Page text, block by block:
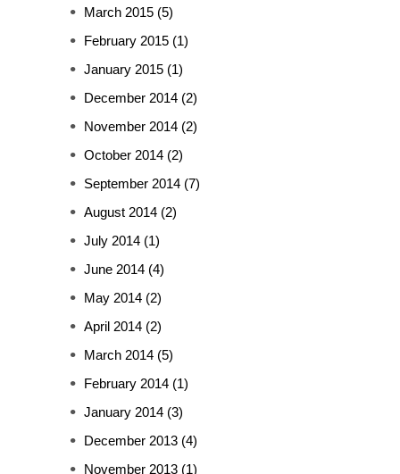
March 2015 (5)
February 2015 (1)
January 2015 (1)
December 2014 (2)
November 2014 (2)
October 2014 (2)
September 2014 (7)
August 2014 (2)
July 2014 (1)
June 2014 (4)
May 2014 (2)
April 2014 (2)
March 2014 (5)
February 2014 (1)
January 2014 (3)
December 2013 (4)
November 2013 (1)